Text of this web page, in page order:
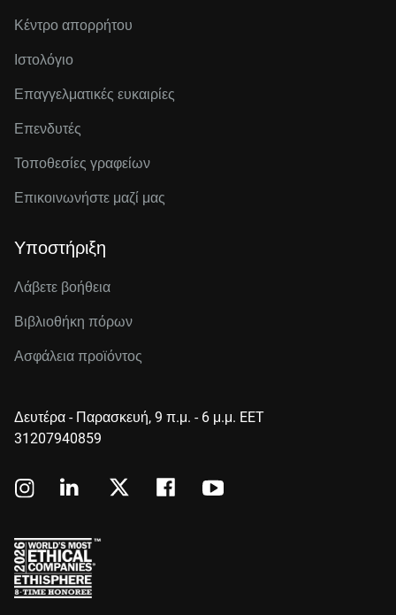
Κέντρο απορρήτου
Ιστολόγιο
Επαγγελματικές ευκαιρίες
Επενδυτές
Τοποθεσίες γραφείων
Επικοινωνήστε μαζί μας
Υποστήριξη
Λάβετε βοήθεια
Βιβλιοθήκη πόρων
Ασφάλεια προϊόντος
Δευτέρα - Παρασκευή, 9 π.μ. - 6 μ.μ. EET
31207940859